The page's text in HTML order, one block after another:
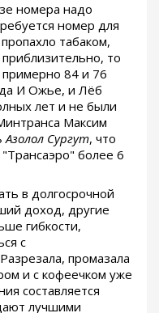
номера надо
номер для
табаком,
то
примерно 84 и 76
И Ожье, и Лёб
лет и не были
Максим
Азолол Сургут, что
более 6
в долгосрочной
доход, другие
гибкости,
с
промазала
и с кофеечком уже
составляется
лучшими